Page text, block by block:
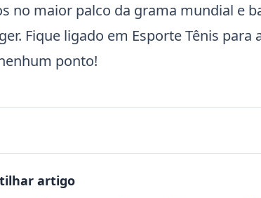
no maior palco da grama mundial e
Fique ligado em Esporte Tênis
ponto!
artigo